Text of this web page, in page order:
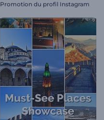
Promotion du profil Instagram